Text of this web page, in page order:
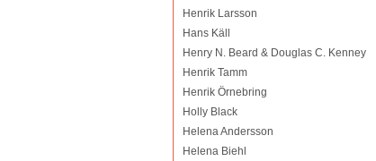
Henrik Larsson
Hans Käll
Henry N. Beard & Douglas C. Kenney
Henrik Tamm
Henrik Örnebring
Holly Black
Helena Andersson
Helena Biehl